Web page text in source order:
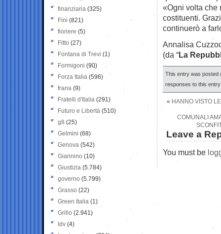
«Ogni volta che
costituenti.
continuerò a
Annalisa
(da “La
This entry was posted
responses to this
« HANNO VISTO
COMUNALI
Leave a
You must be
finanziaria (325)
Fini (821)
fioriere (5)
Fitto (27)
Fontana di Trevi (1)
Formigoni (90)
Forza Italia (596)
frana (9)
Fratelli d'Italia (291)
Futuro e Libertà (510)
g8 (25)
Gelmini (68)
Genova (542)
Giannino (10)
Giustizia (5.784)
governo (5.799)
Grasso (22)
Green Italia (1)
Grillo (2.941)
Idv (4)